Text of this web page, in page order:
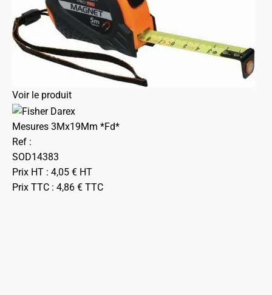
Voir le produit
Mesures 3Mx19Mm *Fd*
Ref :
SOD14383
Prix HT : 4,05 € HT
Prix TTC : 4,86 € TTC